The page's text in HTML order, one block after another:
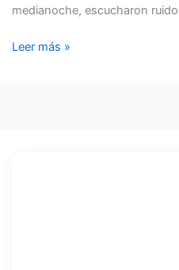
medianoche, escucharon
PARANÁ
Leer más »